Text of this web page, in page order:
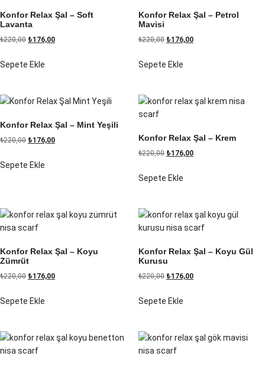
Konfor Relax Şal – Soft
Lavanta
₺220,00 ₺176,00
Sepete Ekle
Konfor Relax Şal – Petrol
Mavisi
₺220,00 ₺176,00
Sepete Ekle
Konfor Relax Şal – Mint Yeşili
₺220,00 ₺176,00
Sepete Ekle
Konfor Relax Şal – Krem
₺220,00 ₺176,00
Sepete Ekle
Konfor Relax Şal – Koyu
Zümrüt
₺220,00 ₺176,00
Sepete Ekle
Konfor Relax Şal – Koyu Gül
Kurusu
₺220,00 ₺176,00
Sepete Ekle